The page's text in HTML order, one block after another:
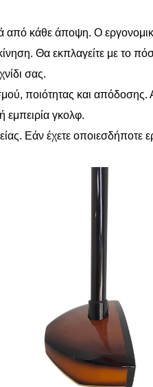
από κάθε άποψη. Ο
Θα εκπλαγείτε με το
σας.
ποιότητας και απόδοσης.
εμπειρία γκολφ.
Εάν έχετε οποιεσδήποτε